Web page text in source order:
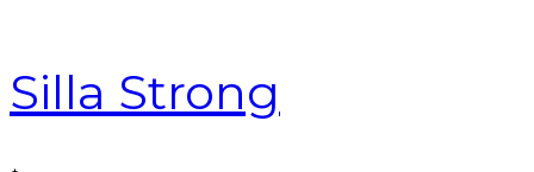
Silla Strong